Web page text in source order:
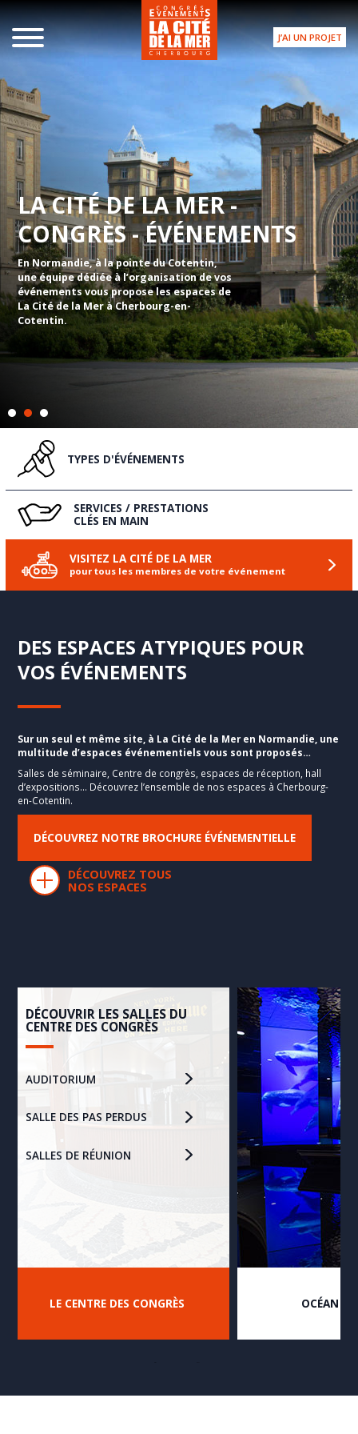
J’AI UN PROJET
LA CITÉ DE LA MER -
CONGRÈS - ÉVÉNEMENTS
En Normandie, à la pointe du Cotentin,
une équipe dédiée à l’organisation de vos
événements vous propose les espaces de
La Cité de la Mer à Cherbourg-en-
Cotentin.
TYPES D'ÉVÉNEMENTS
SERVICES / PRESTATIONS
CLÉS EN MAIN
VISITEZ LA CITÉ DE LA MER
pour tous les membres de votre événement
DES ESPACES ATYPIQUES POUR
VOS ÉVÉNEMENTS
Sur un seul et même site, à La Cité de la Mer en Normandie, une
multitude d’espaces événementiels vous sont proposés…
Salles de séminaire, Centre de congrès, espaces de réception, hall
d’expositions… Découvrez l’ensemble de nos espaces à Cherbourg-
en-Cotentin.
DÉCOUVREZ NOTRE BROCHURE ÉVÉNEMENTIELLE
DÉCOUVREZ TOUS
NOS ESPACES
DÉCOUVRIR LES SALLES DU
CENTRE DES CONGRÈS
AUDITORIUM
SALLE DES PAS PERDUS
SALLES DE RÉUNION
LE CENTRE DES CONGRÈS OCÉAN